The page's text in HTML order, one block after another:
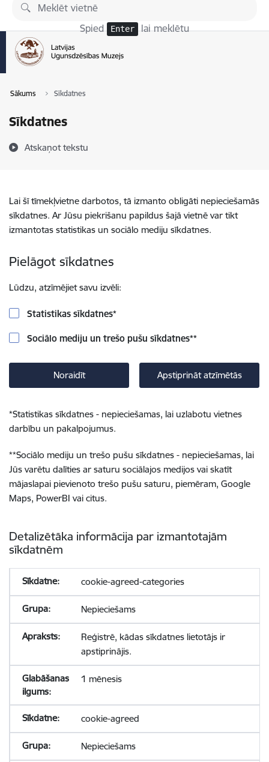
Pāriet uz lapas saturu
Spied Enter lai meklētu
Sākums Sīkdatnes
Sīkdatnes
Atskaņot tekstu
Lai šī tīmekļvietne darbotos, tā izmanto obligāti nepieciešamās
sīkdatnes. Ar Jūsu piekrišanu papildus šajā vietnē var tikt
izmantotas statistikas un sociālo mediju sīkdatnes.
Pielāgot sīkdatnes
Lūdzu, atzīmējiet savu izvēli:
Statistikas sīkdatnes*
Sociālo mediju un trešo pušu sīkdatnes**
Noraidīt Apstiprināt atzīmētās
*Statistikas sīkdatnes - nepieciešamas, lai uzlabotu vietnes
darbību un pakalpojumus.
**Sociālo mediju un trešo pušu sīkdatnes - nepieciešamas, lai
Jūs varētu dalīties ar saturu sociālajos medijos vai skatīt
mājaslapai pievienoto trešo pušu saturu, piemēram, Google
Maps, PowerBI vai citus.
Detalizētāka informācija par izmantotajām
sīkdatnēm
cookie-agreed-categories
Nepieciešams
Reģistrē, kādas sīkdatnes lietotājs ir
apstiprinājis.
1 mēnesis
cookie-agreed
Nepieciešams